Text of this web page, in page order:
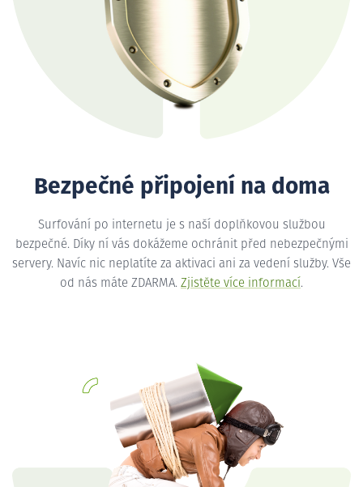
Bezpečné připojení na doma
Surfování po internetu je s naší doplňkovou službou
bezpečné. Díky ní vás dokážeme ochránit před nebezpečnými
servery. Navíc nic neplatíte za aktivaci ani za vedení služby. Vše
od nás máte ZDARMA. Zjistěte více informací.